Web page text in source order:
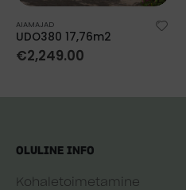
AIAMAJAD
UDO380 17,76m2
€2,249.00
OLULINE INFO
Kohaletoimetamine